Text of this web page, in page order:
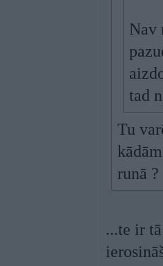
Nav
tad
Tu
runā ?
...te ir